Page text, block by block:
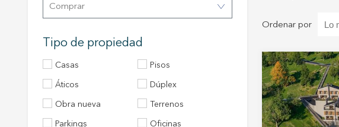
Comprar
Tipo de propiedad
Casas Pisos
áticos Dúplex
Obra nueva Terrenos
Parkings Oficinas
Ordenar por